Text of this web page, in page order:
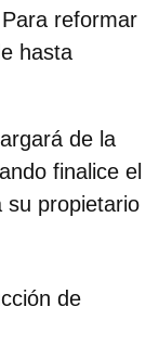
reformar
hasta
de la
finalice el
su propietario
de